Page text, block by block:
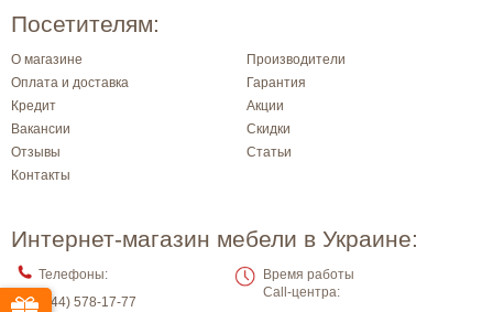
Посетителям:
О магазине
Производители
Оплата и доставка
Гарантия
Кредит
Акции
Вакансии
Скидки
Отзывы
Статьи
Контакты
Интернет-магазин мебели в Украине:
Телефоны:
(044) 578-17-77
Время работы
Call-центра: